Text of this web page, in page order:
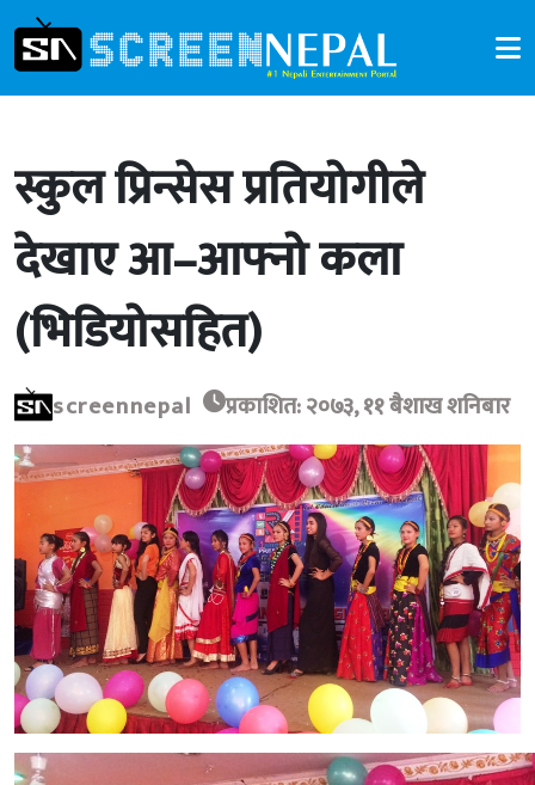
स्कुल प्रिन्सेस प्रतियोगीले
देखाए आ–आफ्नो कला
(भिडियोसहित)
screennepal प्रकाशित: २०७३, ११ बैशाख शनिबार